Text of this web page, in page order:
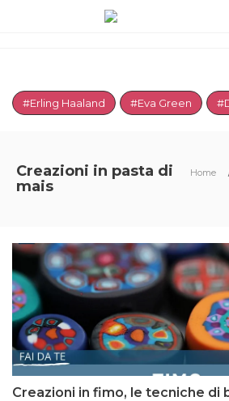
#Erling Haaland #Eva Green
Creazioni in pasta di
mais
Home
Creazioni in fimo, le tecniche di